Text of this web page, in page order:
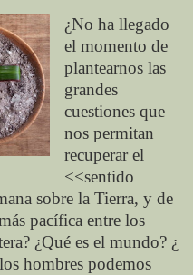
¿No ha llegado
el momento de
plantearnos las
grandes
cuestiones que
nos permitan
recuperar el
<<sentido
sobre la Tierra, y de
pacífica entre los
¿Qué es el mundo? ¿
hombres podemos